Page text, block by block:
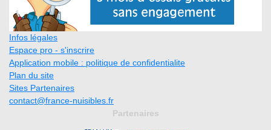
Infos légales
Espace pro - s'inscrire
Application mobile : politique de confidentialite
Plan du site
Sites Partenaires
contact@france-nuisibles.fr
Partenaires